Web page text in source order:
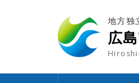
地方独
広